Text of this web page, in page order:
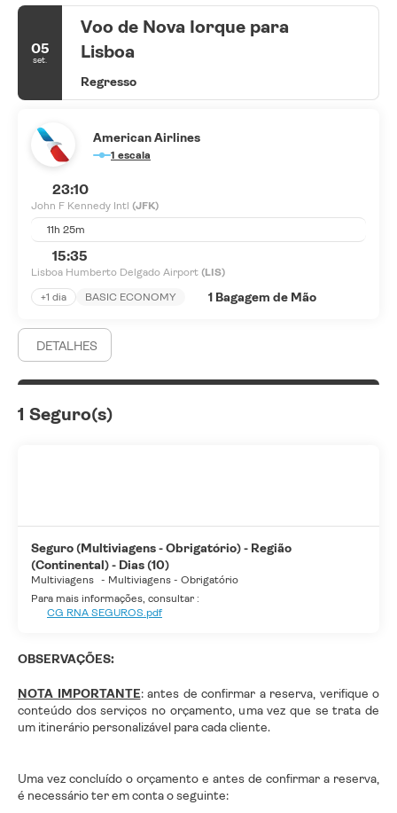
05
set.
Voo de Nova Iorque para
Lisboa
Regresso
American Airlines
1 escala
23:10
John F Kennedy Intl (JFK)
11h 25m
15:35
Lisboa Humberto Delgado Airport (LIS)
+1 dia
BASIC ECONOMY 1 Bagagem de Mão
DETALHES
1 Seguro(s)
Seguro (Multiviagens - Obrigatório) - Região
(Continental) - Dias (10)
Multiviagens - Multiviagens - Obrigatório
Para mais informações, consultar :
CG RNA SEGUROS.pdf
OBSERVAÇÕES:
NOTA IMPORTANTE: antes de confirmar a reserva, verifique o
conteúdo dos serviços no orçamento, uma vez que se trata de
um itinerário personalizável para cada cliente.
Uma vez concluído o orçamento e antes de confirmar a reserva,
é necessário ter em conta o seguinte: